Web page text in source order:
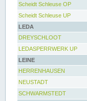
Scheidt Schleuse OP
Scheidt Schleuse UP
LEDA
DREYSCHLOOT
LEDASPERRWERK UP
LEINE
HERRENHAUSEN
NEUSTADT
SCHWARMSTEDT